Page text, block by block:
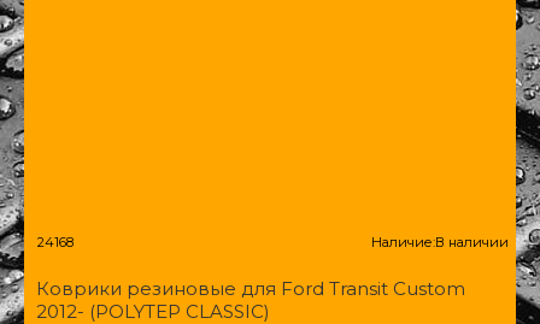
24168 Наличие:В наличии
Коврики резиновые для Ford Transit Custom
2012- (POLYTEP CLASSIC)